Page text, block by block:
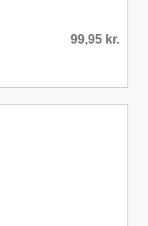
99,95 kr.